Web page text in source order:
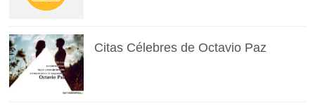
Citas Célebres de Octavio Paz